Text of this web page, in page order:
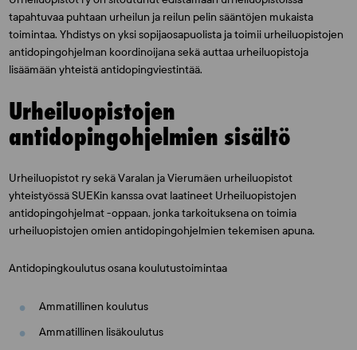
tapahtuvaa puhtaan urheilun ja reilun pelin sääntöjen mukaista
toimintaa. Yhdistys on yksi sopijaosapuolista ja toimii urheiluopistojen
antidopingohjelman koordinoijana sekä auttaa urheiluopistoja
lisäämään yhteistä antidopingviestintää.
Urheiluopistojen
antidopingohjelmien sisältö
Urheiluopistot ry sekä Varalan ja Vierumäen urheiluopistot
yhteistyössä SUEKin kanssa ovat laatineet Urheiluopistojen
antidopingohjelmat -oppaan, jonka tarkoituksena on toimia
urheiluopistojen omien antidopingohjelmien tekemisen apuna.
Antidopingkoulutus osana koulutustoimintaa
Ammatillinen koulutus
Ammatillinen lisäkoulutus